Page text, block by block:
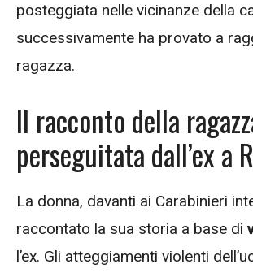
posteggiata nelle vicinanze della
successivamente ha provato a
ragazza.
Il racconto della
perseguitata dall’ex a
La donna, davanti ai Carabinieri
raccontato la sua storia a base di
l’ex. Gli atteggiamenti violenti